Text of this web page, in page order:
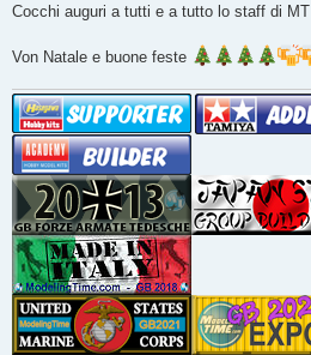
Cocchi auguri a tutti e a tutto lo staff di MT
Von Natale e buone feste